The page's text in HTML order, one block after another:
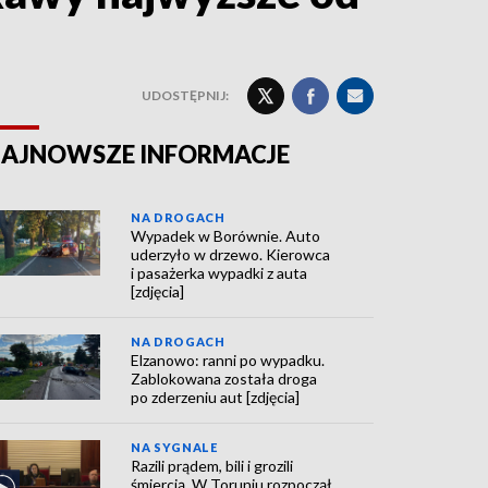
UDOSTĘPNIJ:
INFORMACJE
NA DROGACH
Wypadek w Borównie. Auto
uderzyło w drzewo. Kierowca
i pasażerka wypadki z auta
[zdjęcia]
NA DROGACH
Elzanowo: ranni po wypadku.
Zablokowana została droga
po zderzeniu aut [zdjęcia]
NA SYGNALE
Razili prądem, bili i grozili
śmiercią. W Toruniu rozpoczął